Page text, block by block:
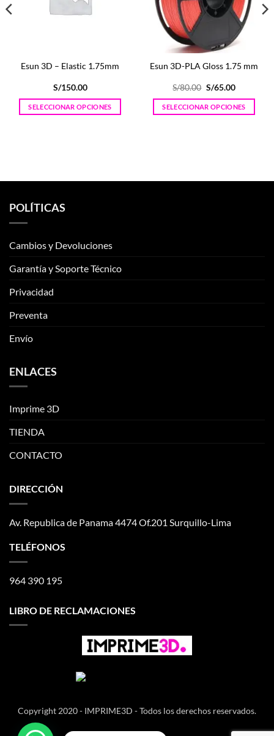
Esun 3D – Elastic 1.75mm
S/150.00
SELECCIONAR OPCIONES
en
página
Esun 3D-PLA Gloss 1.75 mm
S/80.00 El
original
era:
S/65.00El
actual
es:
SELECCIONAR OPCIONES
POLÍTICAS
Cambios y Devoluciones
Garantía y Soporte Técnico
Privacidad
Preventa
Envío
ENLACES
Imprime 3D
TIENDA
CONTACTO
DIRECCIÓN
Av. Republica de Panama 4474 Of.201 Surquillo-Lima
TELÉFONOS
964 390 195
LIBRO DE RECLAMACIONES
Copyright 2020 - IMPRIME3D - Todos los derechos reservados.